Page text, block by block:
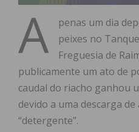
A
penas um dia
peixes no
Freguesia de
publicamente um ato de
caudal do riacho ganhou
devido a uma descarga
“detergente”.